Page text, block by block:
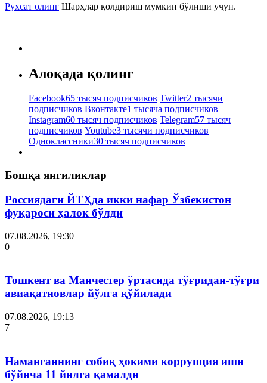
Рухсат олинг Шарҳлар қолдириш мумкин бўлиши учун.
Алоқада қолинг
Facebook65 тысяч подписчиков Twitter2 тысячи
подписчиков Вконтакте1 тысяча подписчиков
Instagram60 тысяч подписчиков Telegram57 тысяч
подписчиков Youtube3 тысячи подписчиков
Одноклассники30 тысяч подписчиков
Бошқа янгиликлар
Россиядаги ЙТҲда икки нафар Ўзбекистон
фуқароси ҳалок бўлди
07.08.2026, 19:30
0
Тошкент ва Манчестер ўртасида тўғридан-тўғри
авиақатновлар йўлга қўйилади
07.08.2026, 19:13
7
Наманганнинг собиқ ҳокими коррупция иши
бўйича 11 йилга қамалди